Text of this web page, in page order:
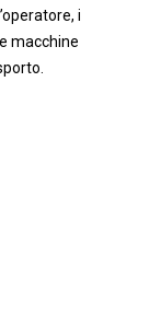
i
macchine